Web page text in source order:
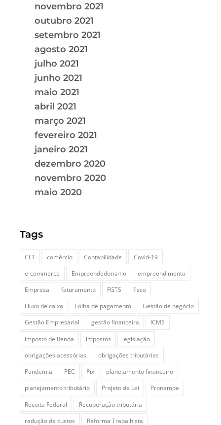
novembro 2021
outubro 2021
setembro 2021
agosto 2021
julho 2021
junho 2021
maio 2021
abril 2021
março 2021
fevereiro 2021
janeiro 2021
dezembro 2020
novembro 2020
maio 2020
Tags
CLT comércio Contabilidade
Covid-19
e-commerce
Empreendedorismo
empreendimento
Empresa
faturamento FGTS
fisco
Fluxo de caixa
Folha de pagamento
Gestão de negócio
Gestão Empresarial
gestão financeira
ICMS
Imposto de Renda
impostos
legislação
obrigações acessórias
obrigações tributárias
Pandemia
PEC Pix
planejamento financeiro
planejamento tributário
Projeto de Lei
Pronampe
Receita Federal
Recuperação tributária
redução de custos
Reforma Trabalhista